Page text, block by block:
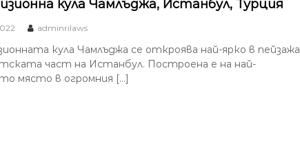
кула Чамлъджа, Истанбул, Турция
adminrilaws
кула Чамлъджа се откроява най-ярко в пейзажа
част на Истанбул. Построена е на най-
място в огромния […]